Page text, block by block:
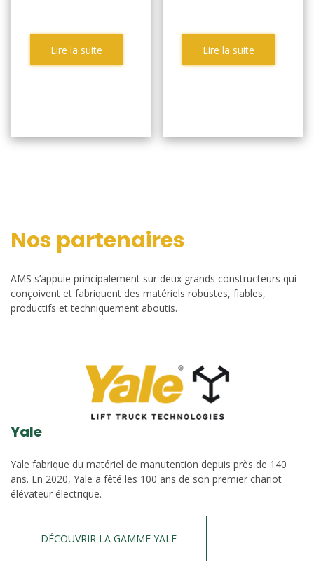
Lire la suite Lire la suite
Nos partenaires
AMS s’appuie principalement sur deux grands constructeurs qui
conçoivent et fabriquent des matériels robustes, fiables,
productifs et techniquement aboutis.
Yale
Yale fabrique du matériel de manutention depuis près de 140
ans. En 2020, Yale a fêté les 100 ans de son premier chariot
élévateur électrique.
DÉCOUVRIR LA GAMME YALE